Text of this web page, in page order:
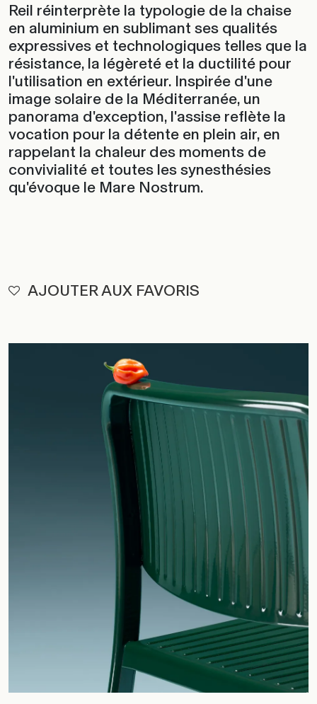
Reil réinterprète la typologie de la chaise
en aluminium en sublimant ses qualités
expressives et technologiques telles que la
résistance, la légèreté et la ductilité pour
l'utilisation en extérieur. Inspirée d'une
image solaire de la Méditerranée, un
panorama d'exception, l'assise reflète la
vocation pour la détente en plein air, en
rappelant la chaleur des moments de
convivialité et toutes les synesthésies
qu'évoque le Mare Nostrum.
AJOUTER AUX FAVORIS